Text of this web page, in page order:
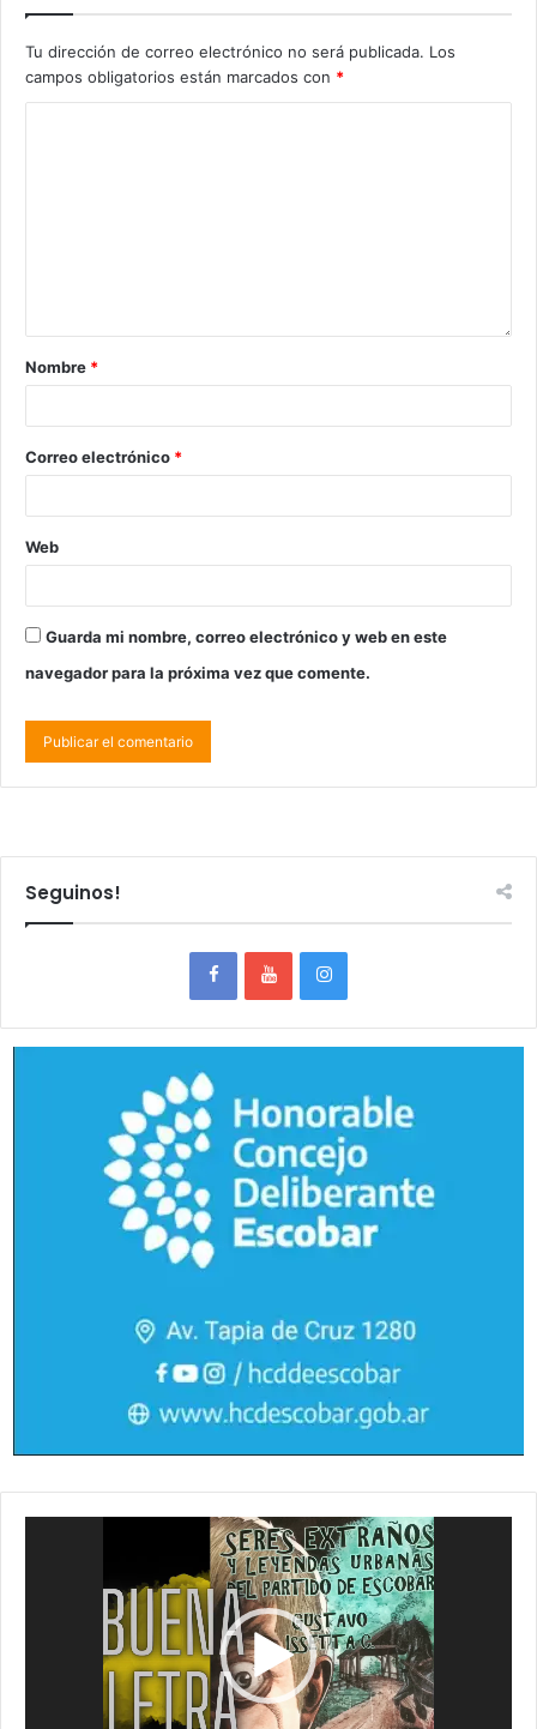
Tu dirección de correo electrónico no será publicada. Los
campos obligatorios están marcados con *
Nombre *
Correo electrónico *
Web
Guarda mi nombre, correo electrónico y web en este
navegador para la próxima vez que comente.
Seguinos!